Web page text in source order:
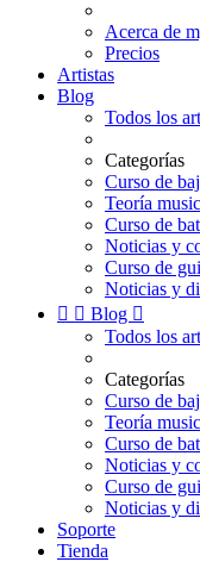
Acerca de
Precios
Artistas
Blog
Todos los
Categorías
Curso de
Teoría
Curso de
Noticias y
Curso de
Noticias y
  Blog 
Todos los
Categorías
Curso de
Teoría
Curso de
Noticias y
Curso de
Noticias y
Soporte
Tienda